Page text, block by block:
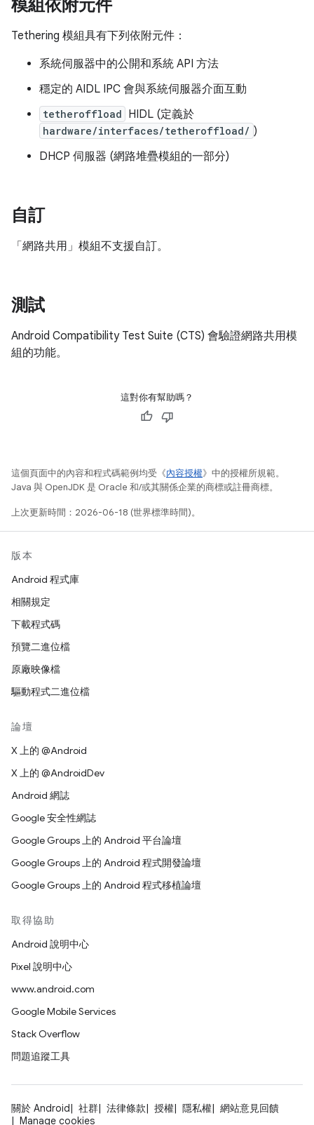
模組依附元件
Tethering 模組具有下列依附元件：
系統伺服器中的公開和系統 API 方法
穩定的 AIDL IPC 會與系統伺服器介面互動
tetheroffload HIDL (定義於
hardware/interfaces/tetheroffload/ )
DHCP 伺服器 (網路堆疊模組的一部分)
自訂
「網路共用」模組不支援自訂。
測試
Android Compatibility Test Suite (CTS) 會驗證網路共用模
組的功能。
這對你有幫助嗎？
這個頁面中的內容和程式碼範例均受《內容授權》中的授權所規範。
Java 與 OpenJDK 是 Oracle 和/或其關係企業的商標或註冊商標。
上次更新時間：2026-06-18 (世界標準時間)。
版本
Android 程式庫
相關規定
下載程式碼
預覽二進位檔
原廠映像檔
驅動程式二進位檔
論壇
X 上的 @Android
X 上的 @AndroidDev
Android 網誌
Google 安全性網誌
Google Groups 上的 Android 平台論壇
Google Groups 上的 Android 程式開發論壇
Google Groups 上的 Android 程式移植論壇
取得協助
Android 說明中心
Pixel 說明中心
www.android.com
Google Mobile Services
Stack Overflow
問題追蹤工具
關於 Android 社群 法律條款 授權 隱私權
網站意見回饋
Manage cookies